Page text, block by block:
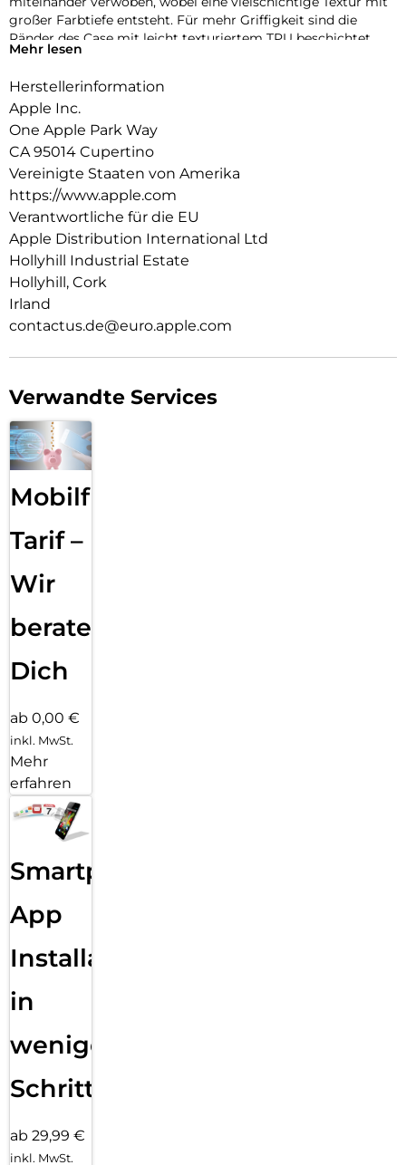
großer Farbtiefe entsteht. Für mehr Griffigkeit sind die
Ränder des Case mit leicht texturiertem TPU beschichtet.
Die Tasten aus elegantem eloxiertem Aluminium sorgen für
Mit zwei Verbindungs­punkten lässt sich dieses Case sicher
am Crossbody Band befestigen. So kannst du dein iPhone
entspannt freihändig tragen.
Mit integrierten Magneten, die sich perfekt am iPhone 17 Pro
ausrichten, hält das Case ganz einfach und sorgt für
schnelleres kabel­loses Laden. Lass dein iPhone beim Laden
einfach im Case und docke dein MagSafe Ladegerät an oder
leg es auf dein Qi2.2 oder Qi zertifiziertes Ladegerät.
Wie jedes von Apple entwickelte Case durchläuft es im Laufe
des Design‑ und Fertigungs­prozesses Tausende von
Teststunden. Deshalb sieht es nicht nur großartig aus,
sondern ist auch dafür gemacht, dein iPhone vor Kratzern
Mehr lesen
Herstellerinformation
Apple Inc.
One Apple Park Way
CA 95014 Cupertino
Vereinigte Staaten von Amerika
https://www.apple.com
Verantwortliche für die EU
Apple Distribution International Ltd
Hollyhill Industrial Estate
Hollyhill, Cork
Irland
contactus.de@euro.apple.com
Verwandte Services
Mobilfunk
Tarif –
Wir
beraten
Dich
ab 0,00 €
inkl. MwSt.
Mehr
erfahren
Smartphone
App
Installation
in
wenigen
Schritten
ab 29,99 €
inkl. MwSt.